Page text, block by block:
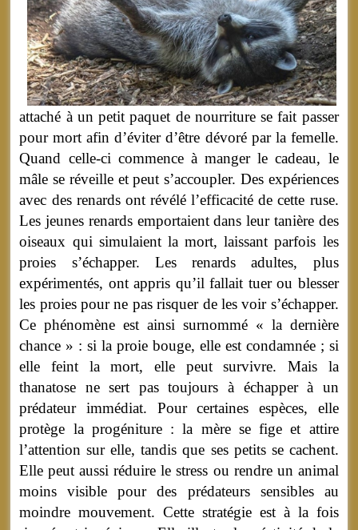
attaché à un petit paquet de nourriture se fait passer
pour mort afin d’éviter d’être dévoré par la femelle.
Quand celle-ci commence à manger le cadeau, le
mâle se réveille et peut s’accoupler. Des expériences
avec des renards ont révélé l’efficacité de cette ruse.
Les jeunes renards emportaient dans leur tanière des
oiseaux qui simulaient la mort, laissant parfois les
proies s’échapper. Les renards adultes, plus
expérimentés, ont appris qu’il fallait tuer ou blesser
les proies pour ne pas risquer de les voir s’échapper.
Ce phénomène est ainsi surnommé « la dernière
chance » : si la proie bouge, elle est condamnée ; si
elle feint la mort, elle peut survivre. Mais la
thanatose ne sert pas toujours à échapper à un
prédateur immédiat. Pour certaines espèces, elle
protège la progéniture : la mère se fige et attire
l’attention sur elle, tandis que ses petits se cachent.
Elle peut aussi réduire le stress ou rendre un animal
moins visible pour des prédateurs sensibles au
moindre mouvement. Cette stratégie est à la fois